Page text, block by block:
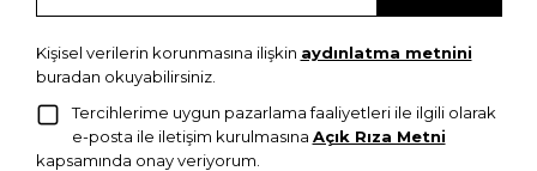
Kişisel verilerin korunmasına ilişkin aydınlatma metnini
buradan okuyabilirsiniz.
Tercihlerime uygun pazarlama faaliyetleri ile ilgili olarak
e-posta ile iletişim kurulmasına Açık Rıza Metni
kapsamında onay veriyorum.